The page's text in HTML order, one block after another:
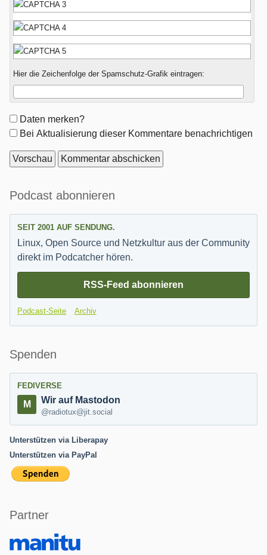
Hier die Zeichenfolge der Spamschutz-Grafik eintragen:
Formular-
Optionen
Daten merken?
Bei Aktualisierung dieser Kommentare benachrichtigen
Seitenleiste
Podcast abonnieren
SEIT 2001 AUF SENDUNG.
Linux, Open Source und Netzkultur aus der Community
direkt im Podcatcher hören.
RSS-Feed abonnieren
Podcast-Seite Archiv
Spenden
FEDIVERSE
Wir auf Mastodon
@radiotux@jit.social
Unterstützen via Liberapay
Unterstützen via PayPal
Partner